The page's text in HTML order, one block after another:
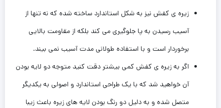
زیره ی کفش نیز به شکل استاندارد ساخته شده که نه تنها از
آسیب رسیدن به پا جلوگیری می کند بلکه از مقاومت بالایی
برخوردار است و با استفاده طولانی مدت آسیب نمی بیند.
اگر به زیره ی کفش کمی بیشتر دقت کنید متوجه دو لایه بودن
آن خواهید شد که با یک طراحی استاندارد و اصولی به یکدیگر
متصل شده و به دلیل دو رنگ بودن لایه های زیره باعث زیبا